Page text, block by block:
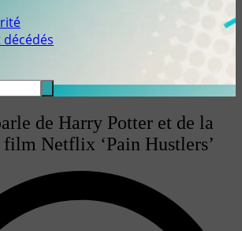
de Harry Potter et de la
Netflix ‘Pain Hustlers’